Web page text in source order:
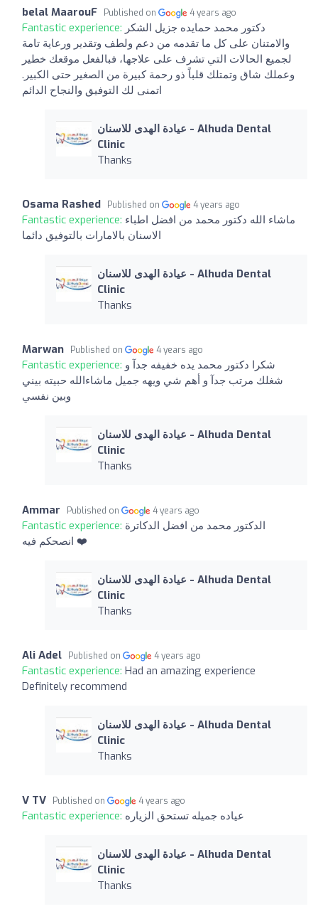
belal MaarouF Published on 4 years ago
Fantastic experience: دكتور محمد حمايده جزيل الشكر
والامتنان على كل ما تقدمه من دعم ولطف وتقدير ورعاية تامة
لجميع الحالات التي تشرف على علاجها، فبالفعل موقعك خطير
وعملك شاق وتمتلك قلباً ذو رحمة كبيرة من الصغير حتى الكبير.
اتمنى لك التوفيق والنجاح الدائم
عيادة الهدى للاسنان - Alhuda Dental
Clinic
Thanks
Osama Rashed Published on 4 years ago
Fantastic experience: ماشاء الله دكتور محمد من افضل اطباء
الاسنان بالامارات بالتوفيق دائما
عيادة الهدى للاسنان - Alhuda Dental
Clinic
Thanks
Marwan Published on 4 years ago
Fantastic experience: شكرا دكتور محمد يده خفيفه جدآ و
شغلك مرتب جدآ و أهم شي ويهه جميل ماشاءالله حبيته بيني
وبين نفسي
عيادة الهدى للاسنان - Alhuda Dental
Clinic
Thanks
Ammar Published on 4 years ago
Fantastic experience: الدكتور محمد من افضل الدكاترة
انصحكم فيه ❤️
عيادة الهدى للاسنان - Alhuda Dental
Clinic
Thanks
Ali Adel Published on 4 years ago
Fantastic experience: Had an amazing experience
Definitely recommend
عيادة الهدى للاسنان - Alhuda Dental
Clinic
Thanks
V TV Published on 4 years ago
Fantastic experience: عياده جميله تستحق الزياره
عيادة الهدى للاسنان - Alhuda Dental
Clinic
Thanks